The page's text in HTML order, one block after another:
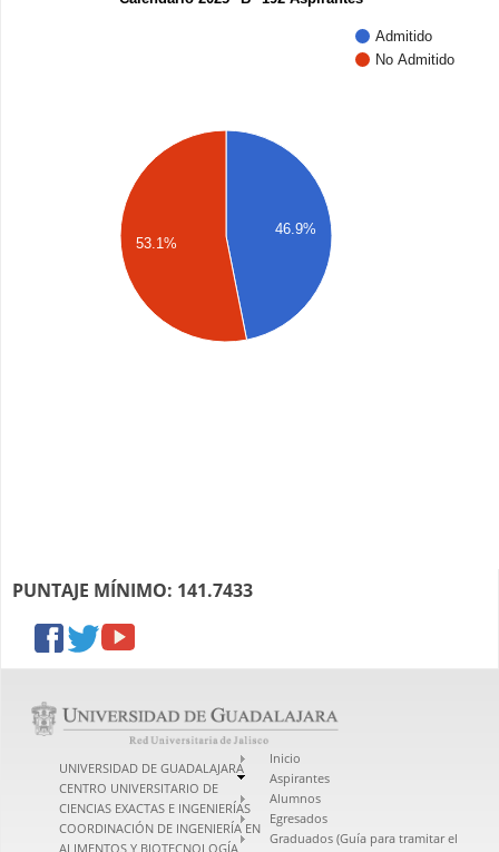
Admitido
No Admitido
46.9%
53.1%
PUNTAJE MÍNIMO: 141.7433
facebooktwitter
UNIVERSIDAD DE GUADALAJARA
CENTRO UNIVERSITARIO DE
CIENCIAS EXACTAS E INGENIERÍAS
COORDINACIÓN DE INGENIERÍA EN
ALIMENTOS Y BIOTECNOLOGÍA
Inicio
Aspirantes
Alumnos
Egresados
Graduados (Guía para tramitar el